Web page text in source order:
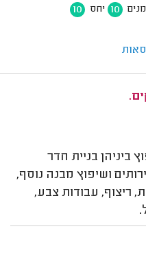
10 יחס 10
ביניהן בניית חדר
ושיפוץ מבנה נוסף,
ריצוף, עבודות צבע,